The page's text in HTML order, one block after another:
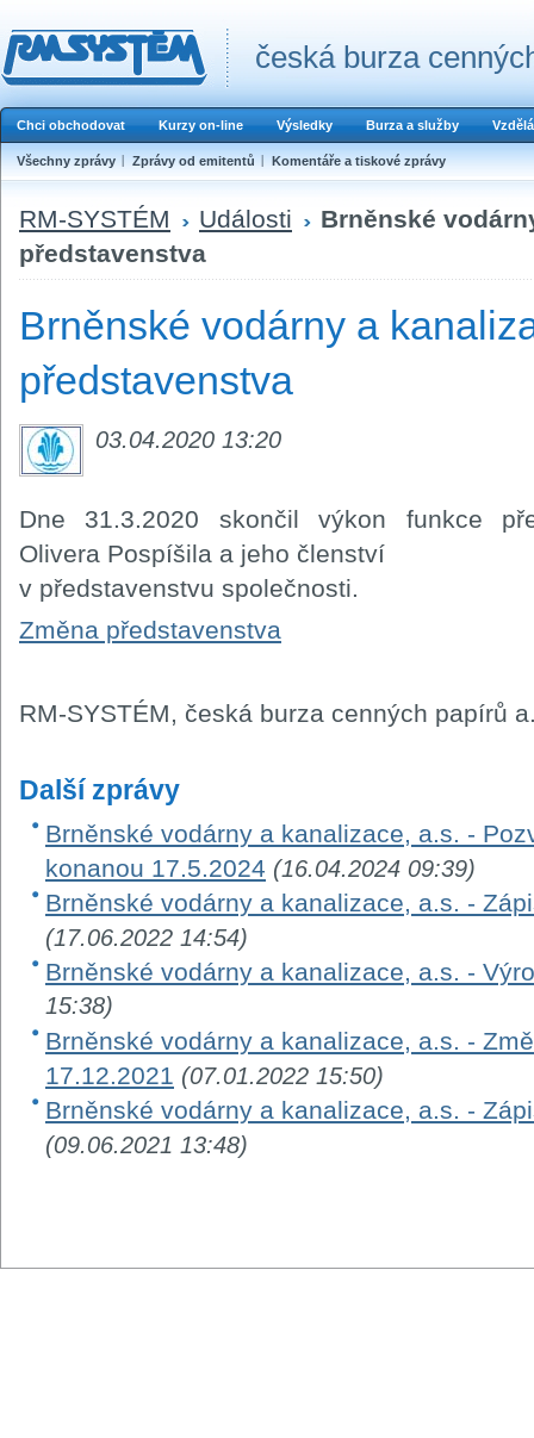
česká burza
Chci obchodovat Kurzy on-line Výsledky Burza a služby
Všechny zprávy Zprávy od emitentů Komentáře a tiskové zprávy
RM-SYSTÉM Události
Brněnské
představenstva
Brněnské vodárny a
představenstva
03.04.2020 13:20
Dne 31.3.2020 skončil výkon funkce
Olivera Pospíšila a jeho členství
v představenstvu společnosti.
Změna představenstva
RM-SYSTÉM, česká burza cenných papírů
Další zprávy
Brněnské vodárny a kanalizace, a.s. -
konanou 17.5.2024 (16.04.2024 09:39)
Brněnské vodárny a kanalizace, a.s. -
(17.06.2022 14:54)
Brněnské vodárny a kanalizace, a.s. -
15:38)
Brněnské vodárny a kanalizace, a.s. -
17.12.2021 (07.01.2022 15:50)
Brněnské vodárny a kanalizace, a.s. -
(09.06.2021 13:48)